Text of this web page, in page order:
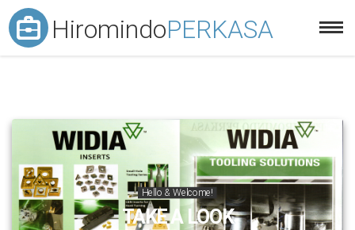
HiromindoPERKASA
Hello & Welcome!
TAKE A LOOK